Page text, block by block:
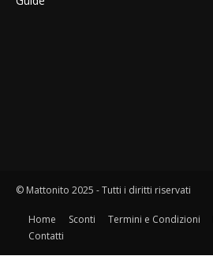
© Mattonito 2025 - Tutti i diritti riservati
Home Sconti Termini e Condizioni
Contatti